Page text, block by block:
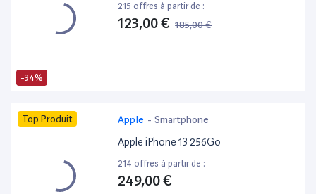
-34%
215 offres à partir de :
123,00 € 185,00 €
Top Produit Apple - Smartphone
Apple iPhone 13 256Go
214 offres à partir de :
249,00 €